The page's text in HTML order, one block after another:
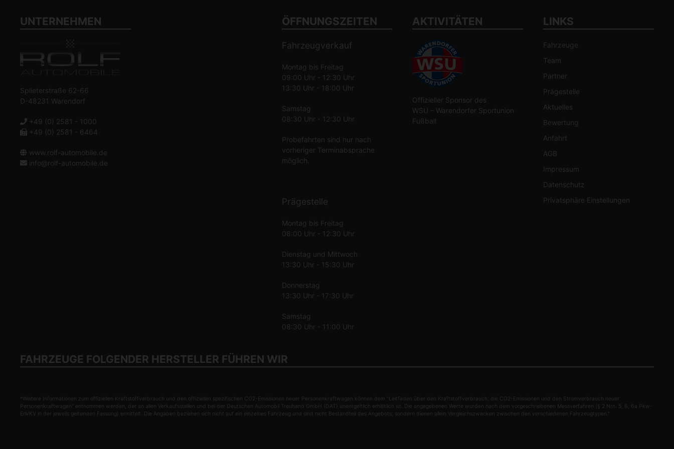
UNTERNEHMEN
Splieterstraße 62-66
D-48231 Warendorf
+49 (0) 2581 - 1000
+49 (0) 2581 - 6464
www.rolf-automobile.de
info@rolf-automobile.de
ÖFFNUNGSZEITEN
Fahrzeugverkauf
Montag bis Freitag
09:00 Uhr - 12:30 Uhr
13:30 Uhr - 18:00 Uhr
Samstag
08:30 Uhr - 12:30 Uhr
Probefahrten sind nur nach
vorheriger Terminabsprache
möglich.
Prägestelle
Montag bis Freitag
08:00 Uhr - 12:30 Uhr
Dienstag und Mittwoch
13:30 Uhr - 15:30 Uhr
Donnerstag
13:30 Uhr - 17:30 Uhr
Samstag
08:30 Uhr - 11:00 Uhr
AKTIVITÄTEN
Offizieller Sponsor des
WSU – Warendorfer Sportunion
Fußball
LINKS
Fahrzeuge
Team
Partner
Prägestelle
Aktuelles
Bewertung
Anfahrt
AGB
Impressum
Datenschutz
Privatsphäre Einstellungen
FAHRZEUGE FOLGENDER HERSTELLER FÜHREN WIR
*Weitere Informationen zum offiziellen Kraftstoffverbrauch und den offiziellen spezifischen CO2-Emissionen neuer Personenkraftwagen können dem "Leitfaden über den Kraftstoffverbrauch, die CO2-Emissionen und den Stromverbrauch neuer
Personenkraftwagen" entnommen werden, der an allen Verkaufsstellen und bei der Deutschen Automobil Treuhand GmbH (DAT) unentgeltlich erhältlich ist. Die angegebenen Werte wurden nach dem vorgeschriebenen Messverfahren (§ 2 Nrn. 5, 6, 6a Pkw-
EnVKV in der jeweils geltenden Fassung) ermittelt. Die Angaben beziehen sich nicht auf ein einzelnes Fahrzeug und sind nicht Bestandteil des Angebots, sondern dienen allein Vergleichszwecken zwischen den verschiedenen Fahrzeugtypen."